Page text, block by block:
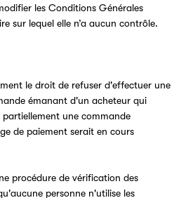
les Conditions Générales
sur lequel elle n’a aucun contrôle.
le droit de refuser d'effectuer une
émanant d'un acheteur qui
une commande
de paiement serait en cours
procédure de vérification des
personne n'utilise les